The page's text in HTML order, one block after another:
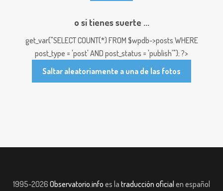
o si tienes suerte ...
get_var("SELECT COUNT(*) FROM $wpdb->posts WHERE
post_type = 'post' AND post_status = 'publish'"); ?>
Saltar aleatoriamente a una de las fotos
1995-2026 Observatorio.info es la traducción oficial en español